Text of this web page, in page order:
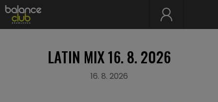
LATIN MIX 16. 8. 2026
16. 8. 2026